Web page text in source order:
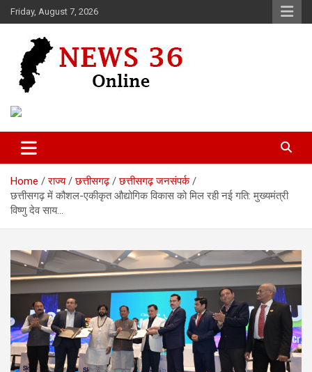
Skip
to
Friday, August 7, 2026
News 36
Home राज्य छत्तीसगढ़
छत्तीसगढ़ जनसंपर्क
छत्तीसगढ़ में कौशल-एकीकृत औद्योगिक विकास को मिल रही नई गति: मुख्यमंत्री
विष्णु देव साय…